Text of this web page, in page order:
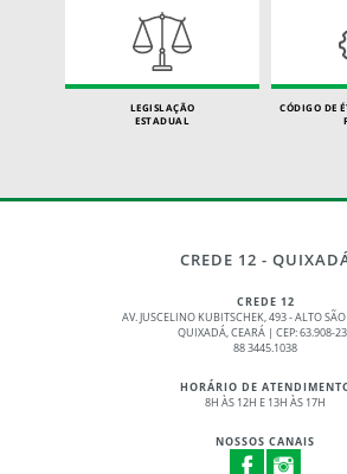
LEGISLAÇÃO
ESTADUAL
CÓDIGO DE
CREDE 12 -
CREDE 12
AV. JUSCELINO KUBITSCHEK, 493 - ALTO
QUIXADÁ, CEARÁ | CEP: 63.908-
88 3445.1038
HORÁRIO DE
8H ÀS 12H E 13H ÀS 17H
NOSSOS CANAIS